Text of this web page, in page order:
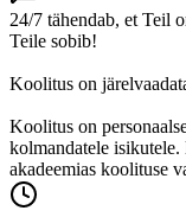
24/7 tähendab, et Teil
Teile sobib!
Koolitus on
Koolitus on
kolmandatele
akadeemias koolituse